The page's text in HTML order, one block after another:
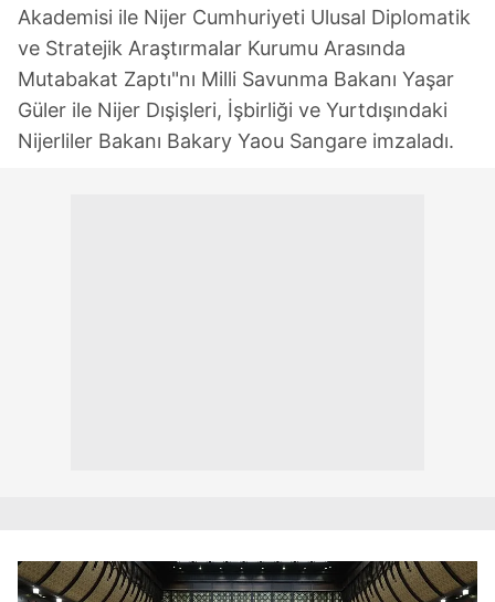
Akademisi ile Nijer Cumhuriyeti Ulusal Diplomatik
ve Stratejik Araştırmalar Kurumu Arasında
Mutabakat Zaptı"nı Milli Savunma Bakanı Yaşar
Güler ile Nijer Dışişleri, İşbirliği ve Yurtdışındaki
Nijerliler Bakanı Bakary Yaou Sangare imzaladı.